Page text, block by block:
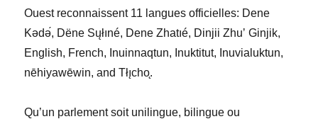
Ouest reconnaissent 11 langues officielles: Dene
Kǝdǝ, Dëne Sųłıné, Dene Zhatıé, Dinjii Zhuʼ Ginjik,
English, French, Inuinnaqtun, Inuktitut, Inuvialuktun,
nēhiyawēwin, and Tłı̨cho.
Qu’un parlement soit unilingue, bilingue ou